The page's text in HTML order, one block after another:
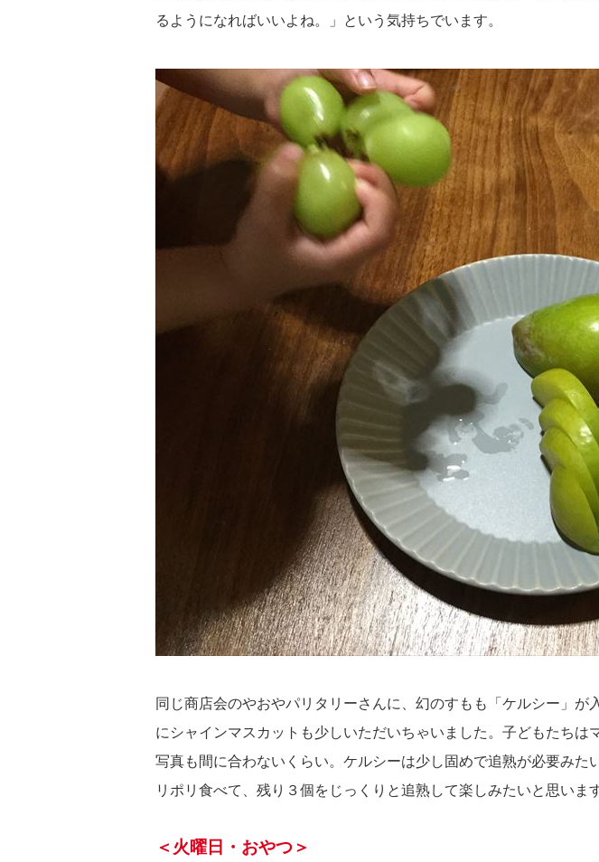
るようになればいいよね。」という気持ちでいます。
同じ商店会のやおやパリタリーさんに、幻のすもも「ケルシー」が
にシャインマスカットも少しいただいちゃいました。子どもたちは
写真も間に合わないくらい。ケルシーは少し固めで追熟が必要みた
リポリ食べて、残り３個をじっくりと追熟して楽しみたいと思います
＜火曜日・おやつ＞